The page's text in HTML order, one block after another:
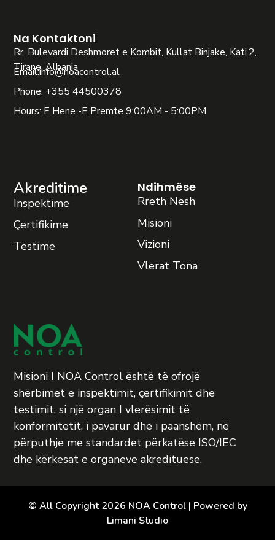
Akreditime
Inspektime
Çertifikime
Testime
Ndihmëse
Rreth Nesh
Misioni
Vizioni
Vlerat Tona
Na Kontaktoni
Rr. Bulevardi Deshmoret e Kombit, Kullat Binjake, Kati.2,
Tirane, Albania
Email:info@noacontrol.al
Phone: +355 44500378
Hours: E Hene -E Premte 9:00AM - 5:00PM
Misioni I NOA Control është të ofrojë
shërbimet e inspektimit, çertifikimit dhe
testimit, si një organ I vlerësimit të
konformitetit, i pavarur dhe i paanshëm, në
përputhje me standardet përkatëse ISO/IEC
dhe kërkesat e organeve akredituese.
© All Copyright 2026 NOA Control | Powered by
Limani Studio